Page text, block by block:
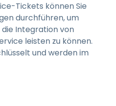
Tickets können Sie
durchführen, um
Integration von
leisten zu können.
und werden im